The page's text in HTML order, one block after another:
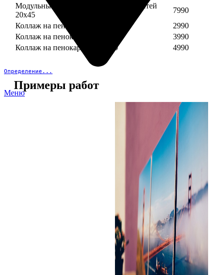
Определение...
Меню
Модульный пенокартон из восьми частей
20х45
7990
Коллаж на пенокартоне 30х30
2990
Коллаж на пенокартоне 30х60
3990
Коллаж на пенокартоне 30х90
4990
Примеры работ